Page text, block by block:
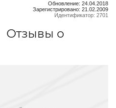
Обновление: 24.04.2018
Зарегистрировано: 21.02.2009
Идентификатор: 2701
Отзывы о